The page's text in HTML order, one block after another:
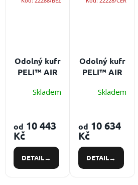
Odolný kufr
PELI™ AIR
Skladem
od 10 443
Kč
DETAIL
Odolný kufr
PELI™ AIR
Skladem
od 10 634
Kč
DETAIL